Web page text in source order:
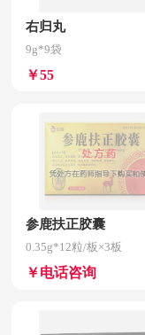
右归丸
9g*9袋
￥55
参鹿扶正胶囊
0.35g*12粒/板×3板
￥电话咨询